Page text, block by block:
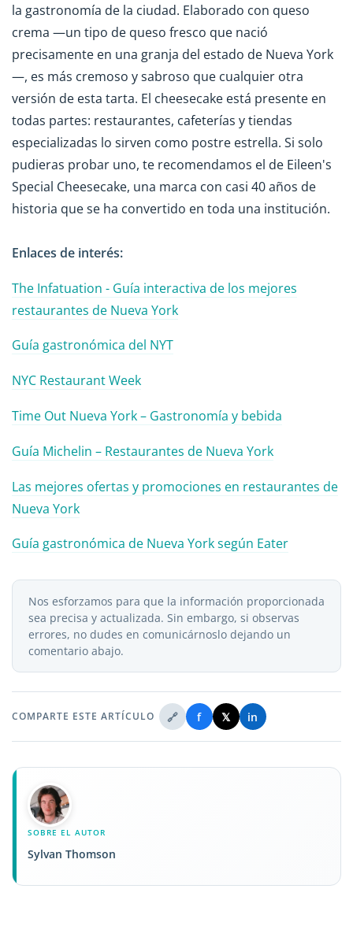
la gastronomía de la ciudad. Elaborado con queso
crema —un tipo de queso fresco que nació
precisamente en una granja del estado de Nueva York
—, es más cremoso y sabroso que cualquier otra
versión de esta tarta. El cheesecake está presente en
todas partes: restaurantes, cafeterías y tiendas
especializadas lo sirven como postre estrella. Si solo
pudieras probar uno, te recomendamos el de Eileen's
Special Cheesecake, una marca con casi 40 años de
historia que se ha convertido en toda una institución.
Enlaces de interés:
The Infatuation - Guía interactiva de los mejores
restaurantes de Nueva York
Guía gastronómica del NYT
NYC Restaurant Week
Time Out Nueva York – Gastronomía y bebida
Guía Michelin – Restaurantes de Nueva York
Las mejores ofertas y promociones en restaurantes de
Nueva York
Guía gastronómica de Nueva York según Eater
Nos esforzamos para que la información proporcionada
sea precisa y actualizada. Sin embargo, si observas
errores, no dudes en comunicárnoslo dejando un
comentario abajo.
COMPARTE ESTE ARTÍCULO 🔗 f 𝕏 in
SOBRE EL AUTOR
Sylvan Thomson